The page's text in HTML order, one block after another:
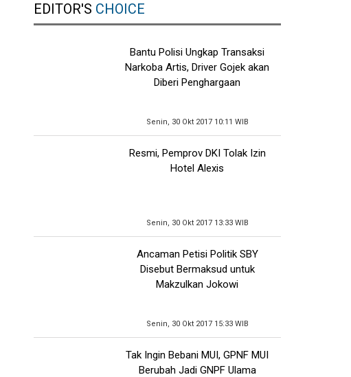
EDITOR'S CHOICE
Bantu Polisi Ungkap Transaksi
Narkoba Artis, Driver Gojek akan
Diberi Penghargaan
Senin, 30 Okt 2017 10:11 WIB
Resmi, Pemprov DKI Tolak Izin
Hotel Alexis
Senin, 30 Okt 2017 13:33 WIB
Ancaman Petisi Politik SBY
Disebut Bermaksud untuk
Makzulkan Jokowi
Senin, 30 Okt 2017 15:33 WIB
Tak Ingin Bebani MUI, GPNF MUI
Berubah Jadi GNPF Ulama